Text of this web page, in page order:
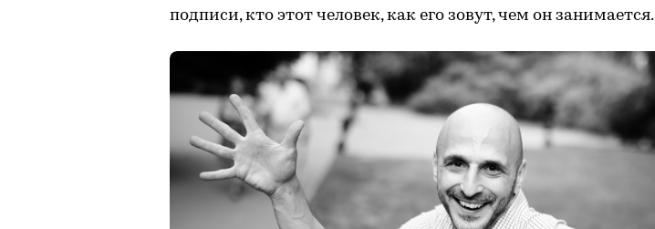
подписи, кто этот человек, как его зовут, чем он занимается.